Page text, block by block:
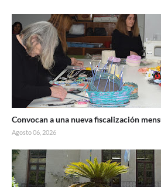
Convocan a una nueva fiscalización
Agosto 06, 2026